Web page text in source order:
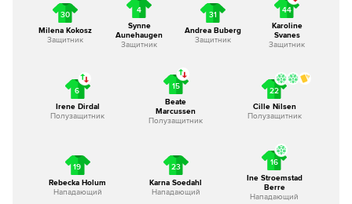
30
Milena Kokosz
Защитник
4
Synne
Aunehaugen
Защитник
31
Andrea Buberg
Защитник
44
Karoline
Svanes
Защитник
6
Irene Dirdal
Полузащитник
15
Beate
Marcussen
Полузащитник
22
Cille Nilsen
Полузащитник
19
Rebecka Holum
Нападающий
23
Karna Soedahl
Нападающий
16
Ine Stroemstad
Berre
Нападающий